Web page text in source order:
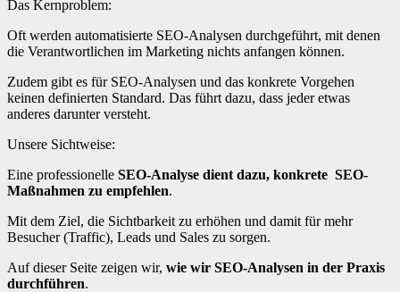
Das Kernproblem:
Oft werden automatisierte SEO-Analysen durchgeführt, mit denen
die Verantwortlichen im Marketing nichts anfangen können.
Zudem gibt es für SEO-Analysen und das konkrete Vorgehen
keinen definierten Standard. Das führt dazu, dass jeder etwas
anderes darunter versteht.
Unsere Sichtweise:
Eine professionelle SEO-Analyse dient dazu, konkrete SEO-
Maßnahmen zu empfehlen.
Mit dem Ziel, die Sichtbarkeit zu erhöhen und damit für mehr
Besucher (Traffic), Leads und Sales zu sorgen.
Auf dieser Seite zeigen wir, wie wir SEO-Analysen in der Praxis
durchführen.